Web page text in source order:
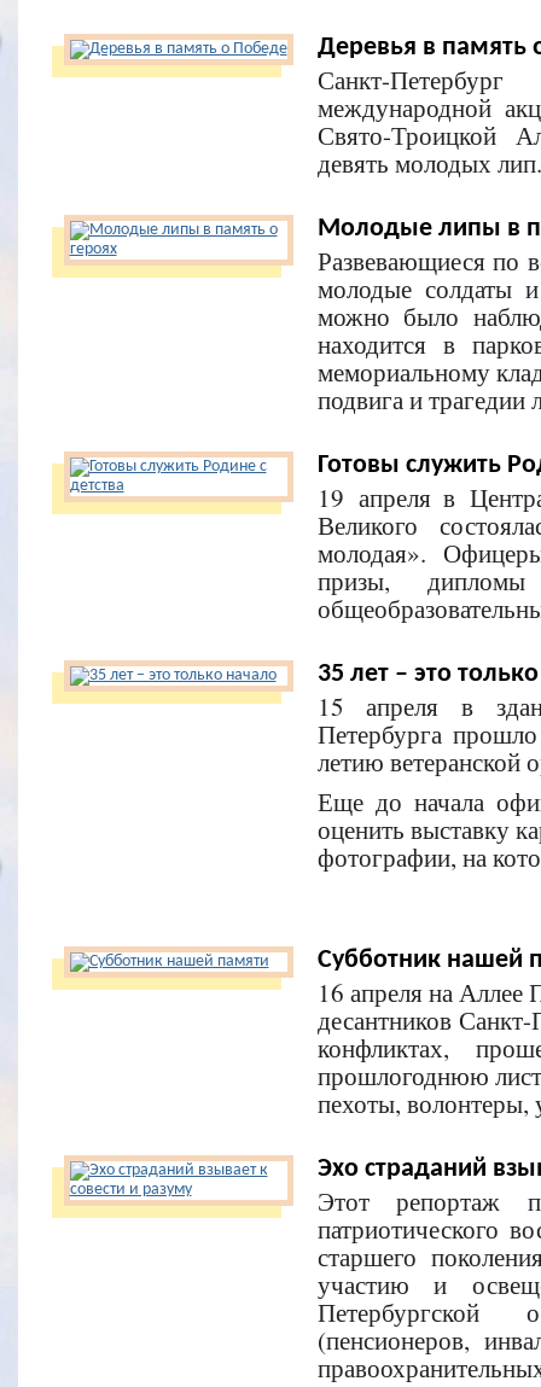
Деревья в память
Санкт-
международной
Свято-Троицкой
девять молодых лип.
Молодые липы в
Развевающиеся по
молодые солдаты
можно было
находится в
мемориальному
подвига и трагедии
Готовы служить
19 апреля в
Великого
молодая».
призы,
35 лет – это
15 апреля в
Петербурга
летию ветеранской
Еще до начала
оценить выставку
фотографии, на
Субботник нашей
16 апреля на Аллее
десантников
конфликтах,
прошлогоднюю
пехоты, волонтеры,
Эхо страданий
Этот репортаж
патриотического
старшего
участию и
Петербургской
(пенсионеров,